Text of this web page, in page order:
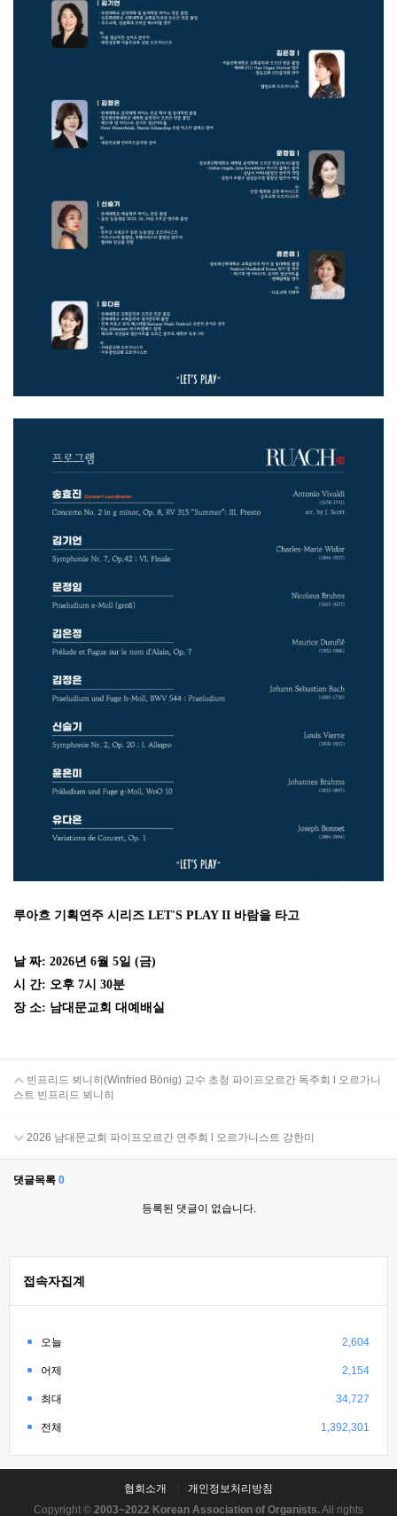
루아흐 기획연주 시리즈 LET'S PLAY II 바람을 타고
날 짜: 2026년 6월 5일 (금)
시 간: 오후 7시 30분
장 소: 남대문교회 대예배실
빈프리드 뵈니히(Winfried Bönig) 교수 초청 파이프오르간 독주회 l 오르가니
스트 빈프리드 뵈니히
2026 남대문교회 파이프오르간 연주회 l 오르가니스트 강한미
댓글목록 0
등록된 댓글이 없습니다.
접속자집계
오늘 2,604
어제 2,154
최대 34,727
전체 1,392,301
협회소개
개인정보처리방침
Copyright © 2003~2022 Korean Association of Organists.All rights